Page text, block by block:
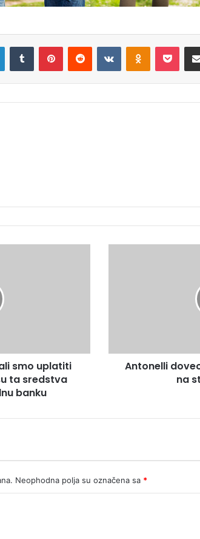
LinkedInTumblr PinterestReddit VKontakte
smo uplatiti
ta sredstva
banku
Antonelli
na
Neophodna polja su označena sa *